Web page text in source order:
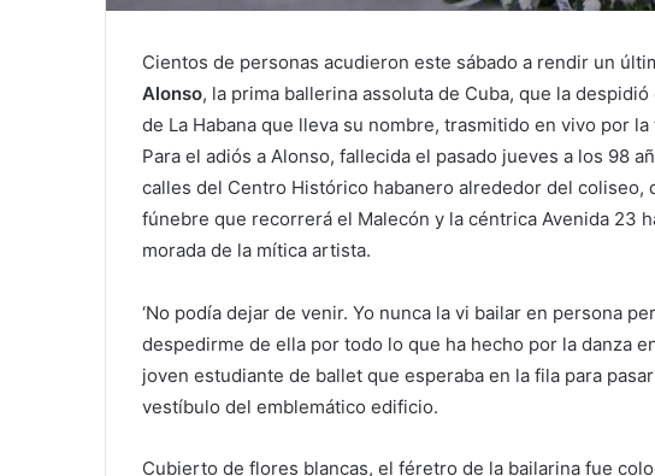
Cientos de personas acudieron este sábado a rendir un
Alonso, la prima ballerina assoluta de Cuba, que la
de La Habana que lleva su nombre, trasmitido en vivo por
Para el adiós a Alonso, fallecida el pasado jueves a los 98
calles del Centro Histórico habanero alrededor del
fúnebre que recorrerá el Malecón y la céntrica Avenida 23
morada de la mítica artista.
‘No podía dejar de venir. Yo nunca la vi bailar en persona
despedirme de ella por todo lo que ha hecho por la danza
joven estudiante de ballet que esperaba en la fila para
vestíbulo del emblemático edificio.
Cubierto de flores blancas, el féretro de la bailarina fue